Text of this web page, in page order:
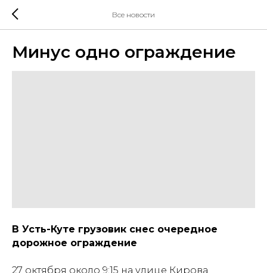
Все новости
Минус одно ограждение
В Усть-Куте грузовик снес очередное
дорожное ограждение
27 октября около 9:15 на улице Кирова